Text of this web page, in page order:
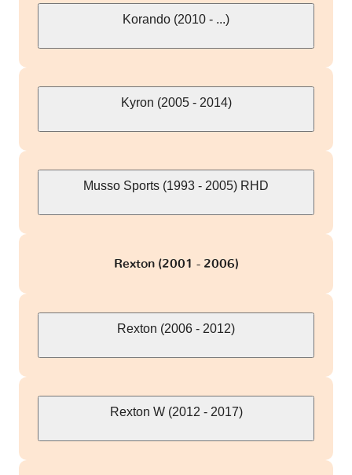
Korando (2010 - ...)
Kyron (2005 - 2014)
Musso Sports (1993 - 2005) RHD
Rexton (2001 - 2006)
Rexton (2006 - 2012)
Rexton W (2012 - 2017)